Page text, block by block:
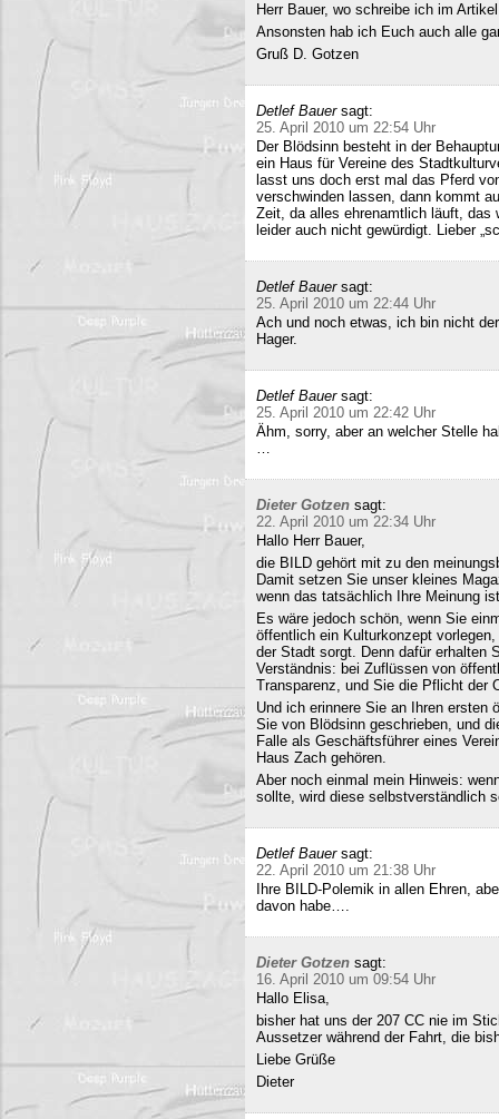
Herr Bauer, wo schreibe ich im
Ansonsten hab ich Euch auch alle
Gruß D. Gotzen
Detlef Bauer sagt:
25. April 2010 um 22:54 Uhr
Der Blödsinn besteht in der
ein Haus für Vereine des
lasst uns doch erst mal das Pferd
verschwinden lassen, dann kommt
Zeit, da alles ehrenamtlich läuft, das
leider auch nicht gewürdigt. Lieber
Detlef Bauer sagt:
25. April 2010 um 22:44 Uhr
Ach und noch etwas, ich bin nicht
Hager.
Detlef Bauer sagt:
25. April 2010 um 22:42 Uhr
Ähm, sorry, aber an welcher Stelle
…
Dieter Gotzen sagt:
22. April 2010 um 22:34 Uhr
Hallo Herr Bauer,
die BILD gehört mit zu den
Damit setzen Sie unser kleines
wenn das tatsächlich Ihre Meinung
Es wäre jedoch schön, wenn Sie
öffentlich ein Kulturkonzept
der Stadt sorgt. Denn dafür erhalten
Verständnis: bei Zuflüssen von
Transparenz, und Sie die Pflicht der
Und ich erinnere Sie an Ihren ersten
Sie von Blödsinn geschrieben, und
Falle als Geschäftsführer eines
Haus Zach gehören.
Aber noch einmal mein Hinweis:
sollte, wird diese selbstverständlich
Detlef Bauer sagt:
22. April 2010 um 21:38 Uhr
Ihre BILD-Polemik in allen Ehren,
davon habe….
Dieter Gotzen sagt:
16. April 2010 um 09:54 Uhr
Hallo Elisa,
bisher hat uns der 207 CC nie im
Aussetzer während der Fahrt, die
Liebe Grüße
Dieter